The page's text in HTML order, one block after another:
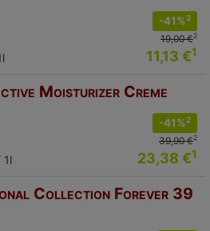
-41%2
19,00 €2
11,13 €1
Moisturizer Creme
1l
-41%2
39,90 €2
23,38 €1
Collection Forever 39